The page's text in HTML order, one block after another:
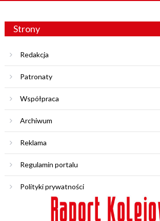
Strony
Redakcja
Patronaty
Współpraca
Archiwum
Reklama
Regulamin portalu
Polityki prywatności